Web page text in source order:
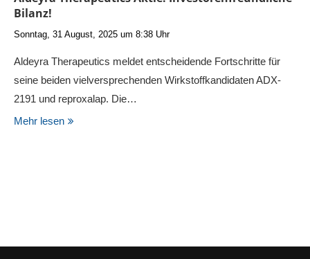
Bilanz!
Sonntag, 31 August, 2025 um 8:38 Uhr
Aldeyra Therapeutics meldet entscheidende Fortschritte für
seine beiden vielversprechenden Wirkstoffkandidaten ADX-
2191 und reproxalap. Die…
Mehr lesen